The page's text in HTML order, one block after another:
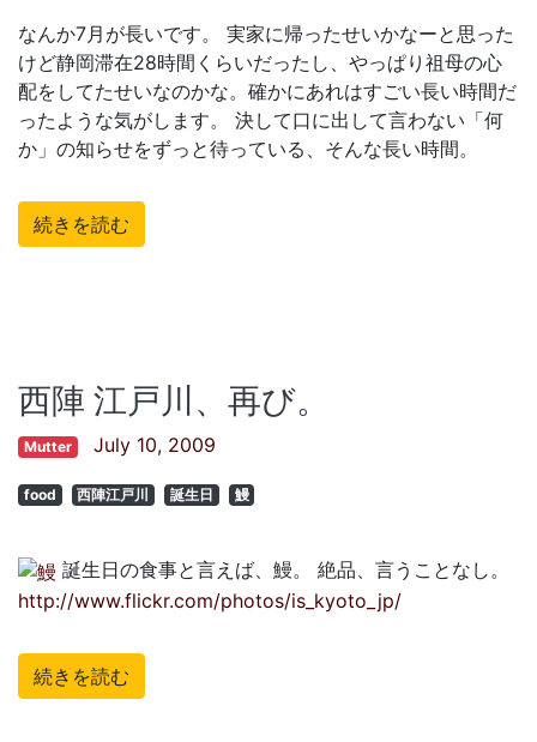
なんか7月が長いです。 実家に帰ったせいかなーと思った
けど静岡滞在28時間くらいだったし、やっぱり祖母の心
配をしてたせいなのかな。確かにあれはすごい長い時間だ
ったような気がします。 決して口に出して言わない「何
か」の知らせをずっと待っている、そんな長い時間。
続きを読む
西陣 江戸川、再び。
Mutter July 10, 2009
food 西陣江戸川 誕生日 鰻
誕生日の食事と言えば、鰻。 絶品、言うことなし。
http://www.flickr.com/photos/is_kyoto_jp/
続きを読む